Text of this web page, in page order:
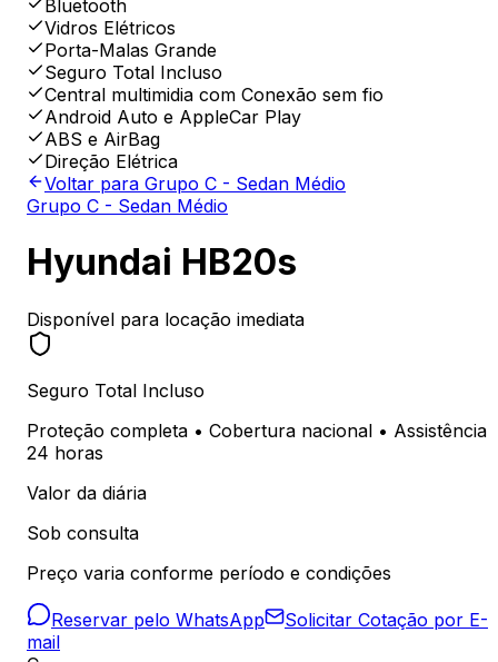
Bluetooth
Vidros Elétricos
Porta-Malas Grande
Seguro Total Incluso
Central multimidia com Conexão sem fio
Android Auto e AppleCar Play
ABS e AirBag
Direção Elétrica
Voltar para Grupo C - Sedan Médio
Grupo C - Sedan Médio
Hyundai HB20s
Disponível para locação imediata
Seguro Total Incluso
Proteção completa • Cobertura nacional • Assistência
24 horas
Valor da diária
Sob consulta
Preço varia conforme período e condições
Reservar pelo WhatsApp
Solicitar Cotação por E-
mail